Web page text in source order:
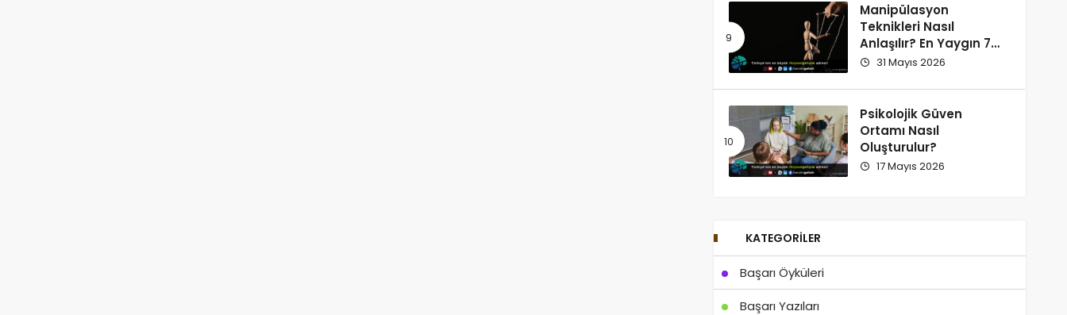
Manipülasyon
Teknikleri Nasıl
Anlaşılır? En Yaygın 7
İşaret
31 Mayıs 2026
Psikolojik Güven
Ortamı Nasıl
Oluşturulur?
17 Mayıs 2026
KATEGORILER
Başarı Öyküleri
Başarı Yazıları